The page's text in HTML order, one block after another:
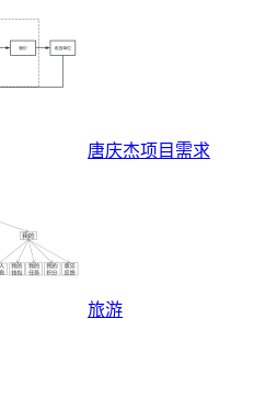
唐庆杰项目需求
旅游